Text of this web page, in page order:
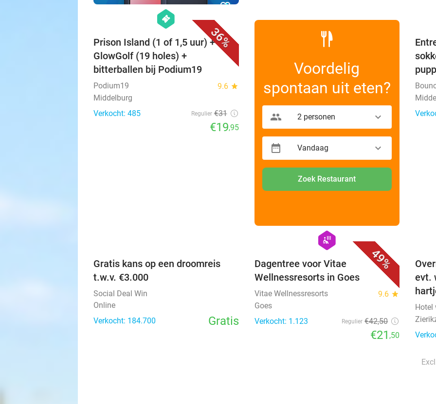
36%
favorite_border
hexagon
events
Prison Island (1 of 1,5 uur) + evt.
GlowGolf (19 holes) +
bitterballen bij Podium19
Podium19 9.6 star
Middelburg
Verkocht: 485
Regulier €31
€19,95
Voordelig
spontaan uit eten?
2 personen
Vandaag
Zoek Restaurant
Gratis kans op een droomreis
t.w.v. €3.000
Social Deal Win
Online
Verkocht: 184.700
Gratis
49%
favorite_border
hexagon
wellness
Dagentree voor Vitae
Wellnessresorts in Goes
Vitae Wellnessresorts 9.6 star
Goes
Verkocht: 1.123
Regulier €42,50
€21,50
evt.
Hotel